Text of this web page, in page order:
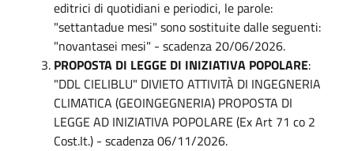
editrici di quotidiani e periodici, le parole:
"settantadue mesi" sono sostituite dalle seguenti:
"novantasei mesi" - scadenza 20/06/2026.
PROPOSTA DI LEGGE DI INIZIATIVA POPOLARE:
"DDL CIELIBLU" DIVIETO ATTIVITÀ DI INGEGNERIA
CLIMATICA (GEOINGEGNERIA) PROPOSTA DI
LEGGE AD INIZIATIVA POPOLARE (Ex Art 71 co 2
Cost.It.) - scadenza 06/11/2026.